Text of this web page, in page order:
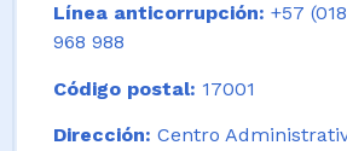
Línea anticorrupción: +57
968 988
Código postal: 17001
Dirección: Centro